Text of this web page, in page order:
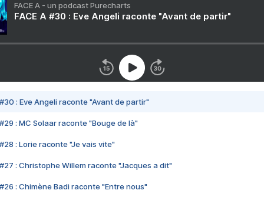
FACE A - un podcast Purecharts
FACE A #30 : Eve Angeli raconte "Avant de partir"
#30 : Eve Angeli raconte "Avant de partir"
#29 : MC Solaar raconte "Bouge de là"
#28 : Lorie raconte "Je vais vite"
#27 : Christophe Willem raconte "Jacques a dit"
#26 : Chimène Badi raconte "Entre nous"